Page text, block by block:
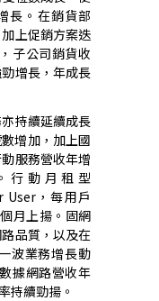
長。在銷貨部
上促銷方案迭
子公司銷貨收
增長，年成長
持續延續成長
增加，加上國
服務營收年增
行動月租型
User，每用戶
個月上揚。固網
品質，以及在
波業務增長動
據網路營收年
持續勁揚。